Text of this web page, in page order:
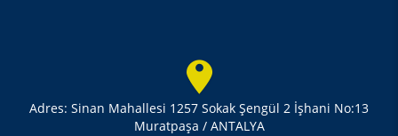
Adres: Sinan Mahallesi 1257 Sokak Şengül 2 İşhani No:13
Muratpaşa / ANTALYA